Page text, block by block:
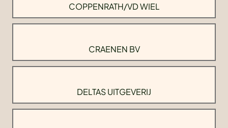
COPPENRATH/VD WIEL
CRAENEN BV
DELTAS UITGEVERIJ